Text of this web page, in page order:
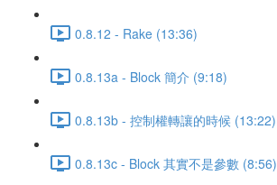
0.8.12 - Rake (13:36)
0.8.13a - Block 簡介 (9:18)
0.8.13b - 控制權轉讓的時候 (13:22)
0.8.13c - Block 其實不是參數 (8:56)